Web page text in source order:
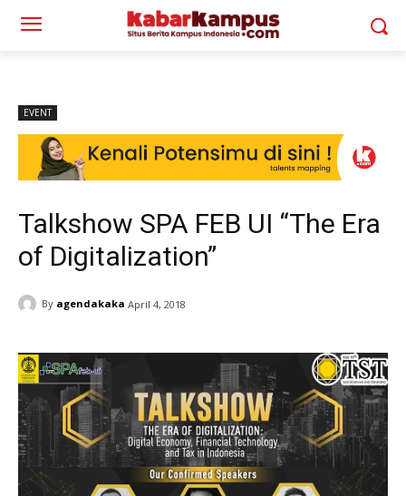
EVENT
Talkshow SPA FEB UI “The Era
of Digitalization”
By agendakaka April 4, 2018